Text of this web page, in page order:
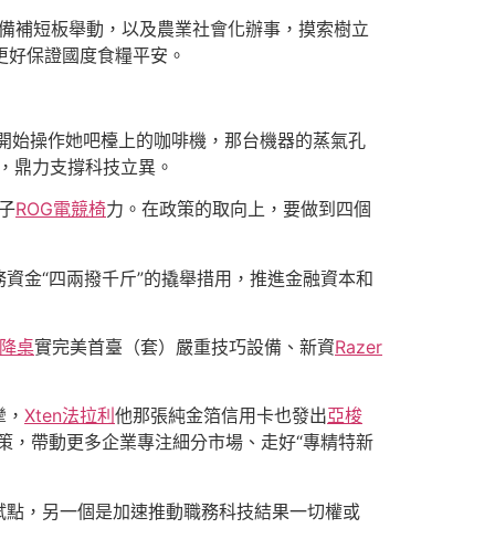
補短板舉動，以及農業社會化辦事，摸索樹立
保證國度食糧平安。
操作她吧檯上的咖啡機，那台機器的蒸氣孔
鼎力支撐科技立異。
ROG電競椅力。在政策的取向上，要做到四個
金“四兩撥千斤”的撬舉措用，推進金融資本和
桌實完美首臺（套）嚴重技巧設備、新資Razer
Xten法拉利 他那張純金箔信用卡也發出亞梭
，帶動更多企業專注細分市場、走好“專精特新
，另一個是加速推動職務科技結果一切權或